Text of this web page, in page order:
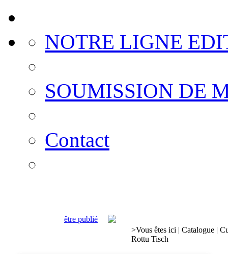
NOTRE LIGNE
SOUMISSION DE
Contact
être publié
>Vous êtes ici | Catalogue |
Rottu Tisch